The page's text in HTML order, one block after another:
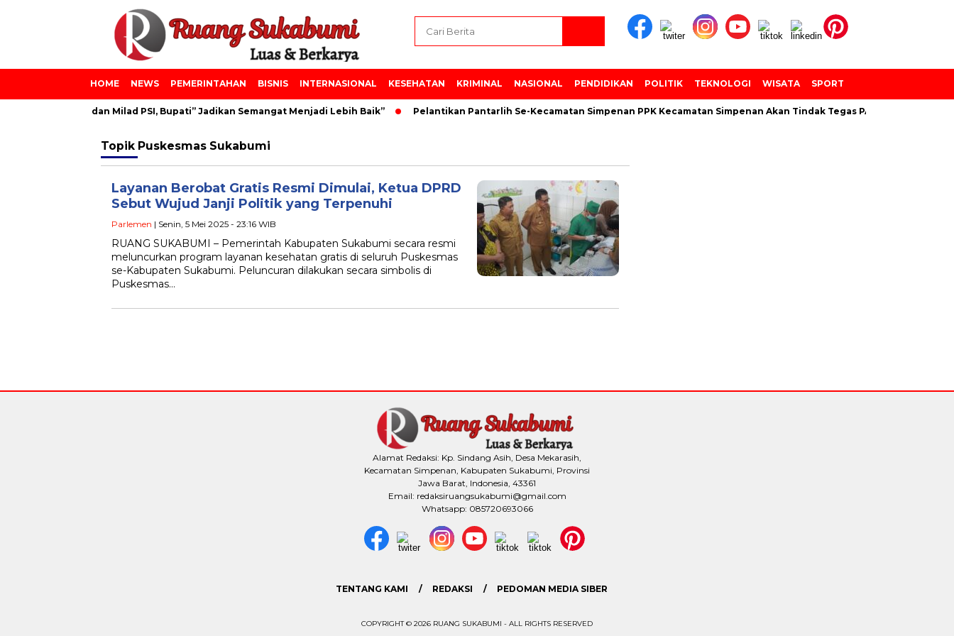
HOME NEWS PEMERINTAHAN BISNIS INTERNASIONAL KESEHATAN KRIMINAL NASIONAL PENDIDIKAN POLITIK TEKNOLOGI WISATA SPORT
Azainiyah dan Milad PSI, Bupati” Jadikan Semangat Menjadi Lebih Baik” Pelantikan Pantarlih Se-Kecamatan Simpenan PPK Kecamatan Simpenan Akan Tindak Tegas PANTARLIH Yang
Topik Puskesmas Sukabumi
Layanan Berobat Gratis Resmi Dimulai, Ketua DPRD
Sebut Wujud Janji Politik yang Terpenuhi
Parlemen | Senin, 5 Mei 2025 - 23:16 WIB
RUANG SUKABUMI – Pemerintah Kabupaten Sukabumi secara resmi
meluncurkan program layanan kesehatan gratis di seluruh Puskesmas
se-Kabupaten Sukabumi. Peluncuran dilakukan secara simbolis di
Puskesmas…
Alamat Redaksi: Kp. Sindang Asih, Desa Mekarasih,
Kecamatan Simpenan, Kabupaten Sukabumi, Provinsi
Jawa Barat, Indonesia, 43361
Email: redaksiruangsukabumi@gmail.com
Whatsapp: 085720693066
TENTANG KAMI REDAKSI PEDOMAN MEDIA SIBER
COPYRIGHT © 2026 RUANG SUKABUMI - ALL RIGHTS RESERVED